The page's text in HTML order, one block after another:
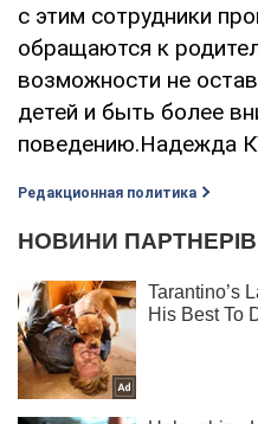
с этим сотрудники
обращаются к
возможности не
детей и быть более
поведению.Надежда
Редакционная политика